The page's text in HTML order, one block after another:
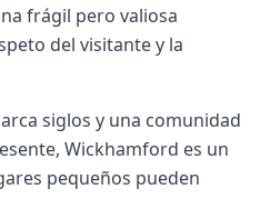
frágil pero valiosa
del visitante y la
siglos y una comunidad
Wickhamford es un
pequeños pueden